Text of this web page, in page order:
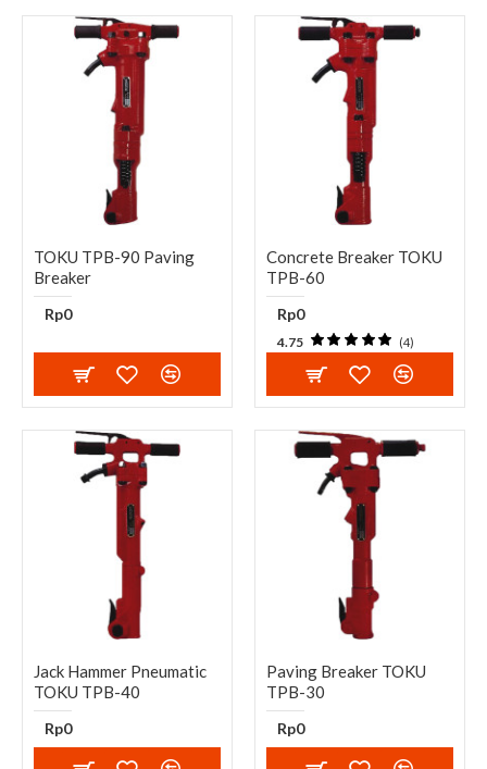
TOKU TPB-90 Paving
Breaker
Rp0
Concrete Breaker TOKU
TPB-60
Rp0
4.75 (4)
Jack Hammer Pneumatic
TOKU TPB-40
Rp0
Paving Breaker TOKU
TPB-30
Rp0